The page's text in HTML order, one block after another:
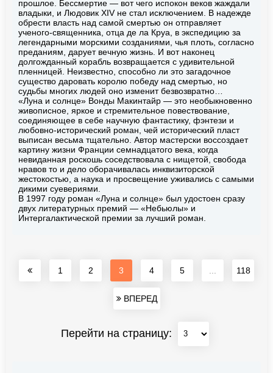
прошлое. Бессмертие — вот чего испокон веков жаждали
владыки, и Людовик XIV не стал исключением. В надежде
обрести власть над самой смертью он отправляет
ученого-священника, отца де ла Круа, в экспедицию за
легендарными морскими созданиями, чья плоть, согласно
преданиям, дарует вечную жизнь. И вот наконец
долгожданный корабль возвращается с удивительной
пленницей. Неизвестно, способно ли это загадочное
существо даровать королю победу над смертью, но
судьбы многих людей оно изменит безвозвратно…
«Луна и солнце» Вонды Макинтайр — это необыкновенно
живописное, яркое и стремительное повествование,
соединяющее в себе научную фантастику, фэнтези и
любовно-исторический роман, чей исторический пласт
выписан весьма тщательно. Автор мастерски воссоздает
картину жизни Франции семнадцатого века, когда
невиданная роскошь соседствовала с нищетой, свобода
нравов то и дело оборачивалась инквизиторской
жестокостью, а наука и просвещение уживались с самыми
дикими суевериями.
В 1997 году роман «Луна и солнце» был удостоен сразу
двух литературных премий — «Небьюлы» и
Интергалактической премии за лучший роман.
1 2 3 4 5 118
ВПЕРЕД
Перейти на страницу: